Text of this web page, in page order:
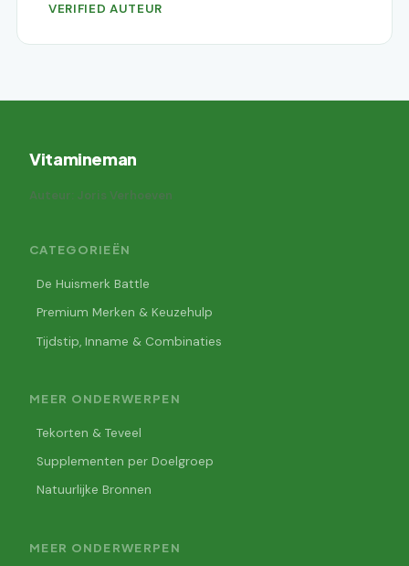
VERIFIED AUTEUR
Vitamineman
Auteur: Joris Verhoeven
CATEGORIEËN
De Huismerk Battle
Premium Merken & Keuzehulp
Tijdstip, Inname & Combinaties
MEER ONDERWERPEN
Tekorten & Teveel
Supplementen per Doelgroep
Natuurlijke Bronnen
MEER ONDERWERPEN